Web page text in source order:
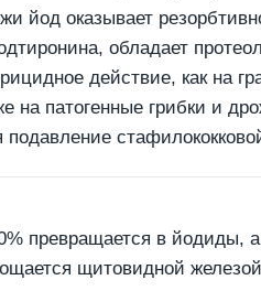
йод оказывает
обладает
действие, как на
на патогенные грибки и
подавление
превращается в йодиды,
щитовидной